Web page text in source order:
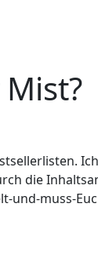
die
und-muss-